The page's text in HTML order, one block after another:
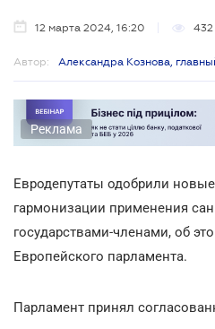
12 марта 2024, 16:20 432
Автор: Александра Кознова,
Реклама
Евродепутаты одобрили
гармонизации применения
государствами-членами, об
Европейского парламента.
Парламент принял